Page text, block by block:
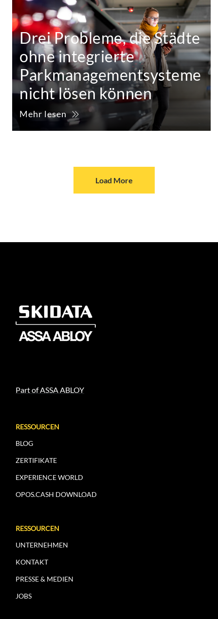
Drei Probleme, die Städte
ohne integrierte
Parkmanagementsysteme
nicht lösen können
Mehr lesen
Load More
Part of ASSA ABLOY
RESSOURCEN
BLOG
ZERTIFIKATE
EXPERIENCE WORLD
OPOS.CASH DOWNLOAD
RESSOURCEN
UNTERNEHMEN
KONTAKT
PRESSE & MEDIEN
JOBS